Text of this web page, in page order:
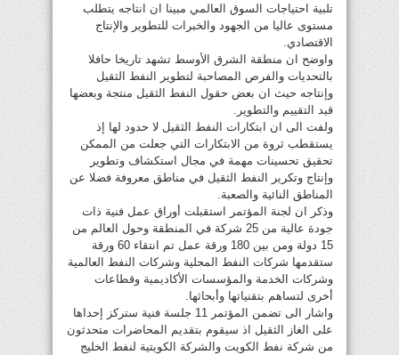
تلبية احتياجات السوق العالمي مبينا ان انتاجه يتطلب
مستوى عاليا من الجهود والخبرات للتطوير والإنتاج
الاقتصادي.
واوضح ان منطقة الشرق الأوسط تشهد تاريخا حافلا
بالتحديات والفرص المصاحبة لتطوير النفط الثقيل
وإنتاجه حيث ان بعض حقول النفط الثقيل منتجة وبعضها
قيد التقييم والتطوير.
ولفت الى ان ابتكارات النفط الثقيل لا حدود لها إذ
يستقطب ثروة من الابتكارات التي جعلت من الممكن
تحقيق تحسينات مهمة في مجال استكشاف وتطوير
وإنتاج وتكرير النفط الثقيل في مناطق معروفة فضلا عن
المناطق النائية والصعبة.
وذكر ان لجنة المؤتمر استقبلت أوراق عمل فنية ذات
جودة عالية من 25 شركة في المنطقة وحول العالم من
15 دولة ومن بين 180 ورقة عمل تم انتقاء 60 ورقة
ستقدمها شركات النفط المحلية وشركات النفط العالمية
وشركات الخدمة والمؤسسات الأكاديمية وقطاعات
أخرى لتساهم بتقنياتها وأبحاثها.
واشار الى تضمن المؤتمر 11 جلسة فنية ستركز إحداها
على الغاز الثقيل اذ سيقوم بتقديم المحاضرات متحدثون
من شركة نفط الكويت والشركة الكويتية لنفط الخليج